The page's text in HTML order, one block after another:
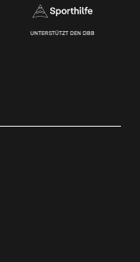
UNTERSTÜTZT DEN DBB